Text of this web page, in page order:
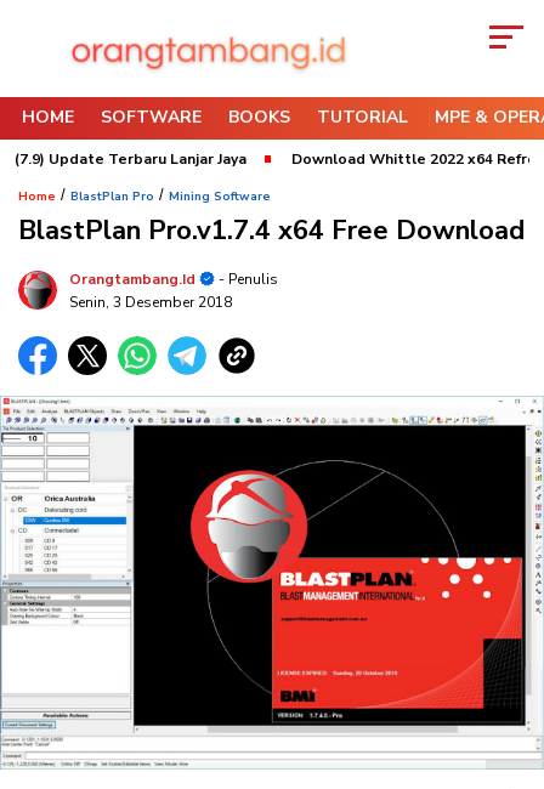
HOME SOFTWARE BOOKS TUTORIAL MPE &
Update Terbaru Lanjar Jaya Download Whittle 2022 x64 Refresh 3
Home / BlastPlan Pro / Mining Software
BlastPlan Pro.v1.7.4 x64 Free Download
Orangtambang.id
- Penulis
Senin, 3 Desember 2018